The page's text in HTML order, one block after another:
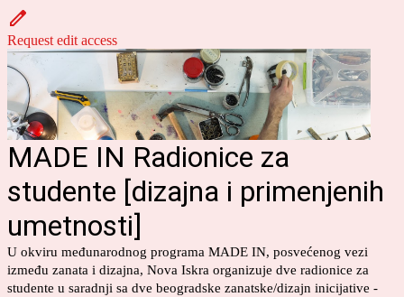
Request edit access
MADE IN Radionice za
studente [dizajna i primenjenih
umetnosti]
U okviru međunarodnog programa MADE IN, posvećenog vezi
između zanata i dizajna, Nova Iskra organizuje dve radionice za
studente u saradnji sa dve beogradske zanatske/dizajn inicijative -